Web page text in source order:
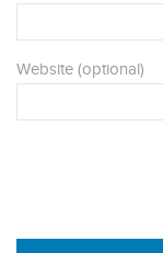
Website (optional)